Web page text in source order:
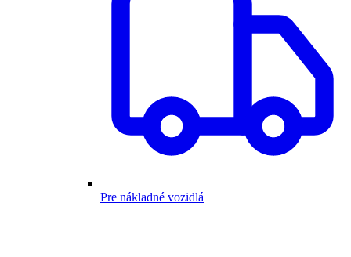
Pre nákladné vozidlá